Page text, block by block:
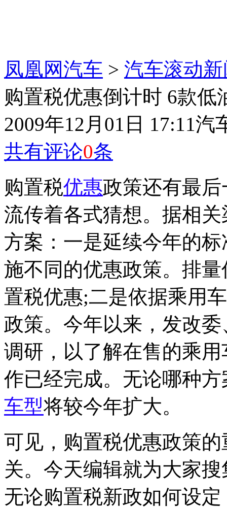
凤凰网汽车 > 汽车滚动
购置税优惠倒计时 6款低
2009年12月01日 17:11汽
共有评论0条
购置税优惠政策还有最
流传着各式猜想。据相
方案：一是延续今年的
施不同的优惠政策。排
置税优惠;二是依据乘用
政策。今年以来，发改
调研，以了解在售的乘
作已经完成。无论哪种
车型将较今年扩大。
可见，购置税优惠政策
关。今天编辑就为大家
无论购置税新政如何设